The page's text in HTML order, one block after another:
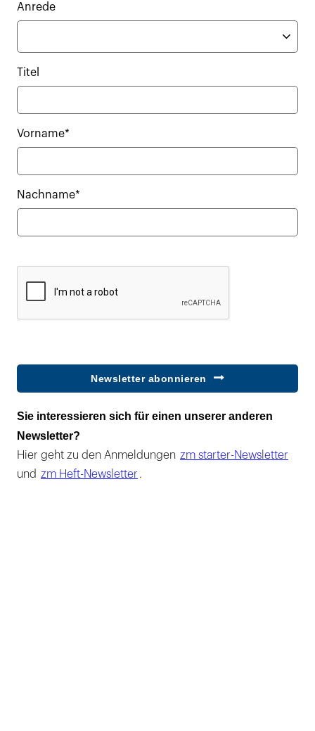
Anrede
Titel
Vorname*
Nachname*
Newsletter abonnieren
Sie interessieren sich für einen unserer anderen
Newsletter?
Hier geht zu den Anmeldungen zm starter-Newsletter
und zm Heft-Newsletter .